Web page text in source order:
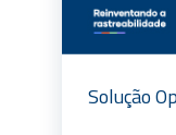
Solução